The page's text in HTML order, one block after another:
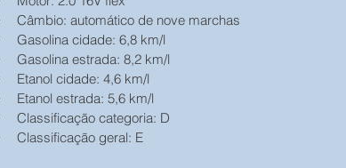
Câmbio: automático de nove marchas
Gasolina cidade: 6,8 km/l
Gasolina estrada: 8,2 km/l
Etanol cidade: 4,6 km/l
Etanol estrada: 5,6 km/l
Classificação categoria: D
Classificação geral: E